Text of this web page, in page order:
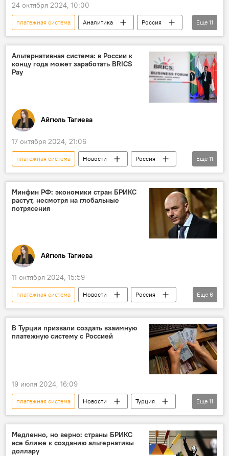
24 октября 2024, 10:00
платежная система Аналитика
Россия
Доллар
БРИКС
США
Запад
дедолларизация
Валюта
ФРС США
Госдолг
Транзакции
Еще 11
Альтернативная система: в России к
концу года может заработать BRICS
Pay
Айгюль Тагиева
17 октября 2024, 21:06
платежная система Новости
Россия
БРИКС
Экономика
Туризм
Банк
карта "Мир"
МИД России
Сергей Лавров
Еще 11
Минфин РФ: экономики стран БРИКС
растут, несмотря на глобальные
потрясения
Айгюль Тагиева
11 октября 2024, 15:59
платежная система Новости
Россия
БРИКС
Экономика
взаиморасчеты
нацвалюты
Еще 6
В Турции призвали создать взаимную
платежную систему с Россией
19 июля 2024, 16:09
платежная система Новости
Турция
зампред турецкой партии Vatan ("Родина") Хакан Топкурулу
Россия
Призыв
Запад
Антироссийские санкции
Еще 11
Медленно, но верно: страны БРИКС
все ближе к созданию альтернативы
доллару